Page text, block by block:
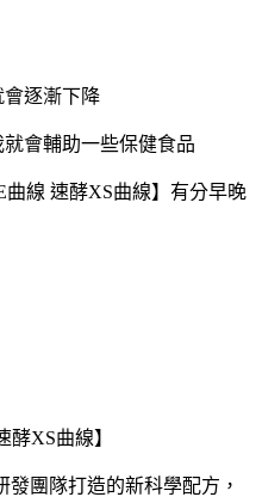
逐漸下降
會輔助一些保健食品
線 速酵XS曲線】有分早晚
酵XS曲線】
團隊打造的新科學配方，